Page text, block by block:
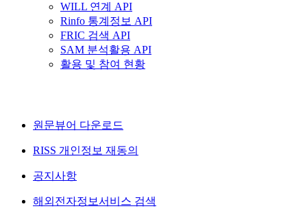
WILL 연계 API
Rinfo 통계정보 API
FRIC 검색 API
SAM 분석활용 API
활용 및 참여 현황
원문뷰어 다운로드
RISS 개인정보 재동의
공지사항
해외전자정보서비스 검색